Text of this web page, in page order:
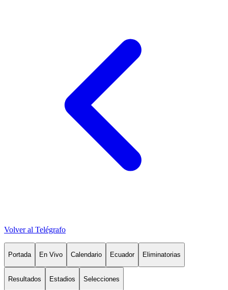
Volver al Telégrafo
Portada En Vivo Calendario Ecuador Eliminatorias
Resultados Estadios Selecciones